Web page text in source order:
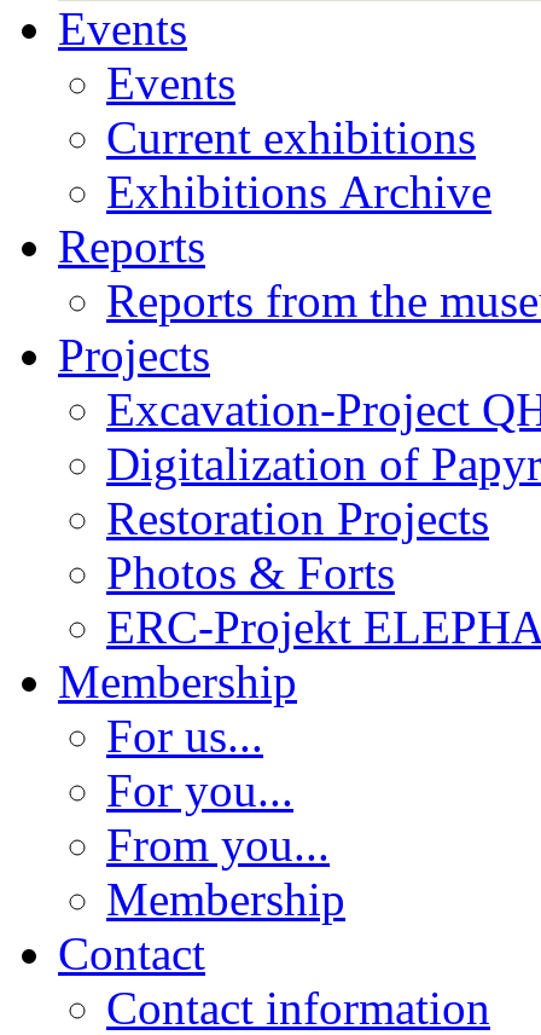
Events
Events
Current exhibitions
Exhibitions Archive
Reports
Reports from the
Projects
Excavation-Project
Digitalization of
Restoration Projects
Photos & Forts
ERC-Projekt
Membership
For us...
For you...
From you...
Membership
Contact
Contact information